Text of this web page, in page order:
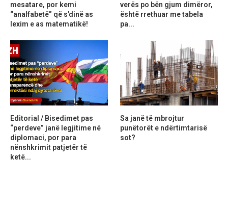
mesatare, por kemi
“analfabetë” që s’dinë as
lexim e as matematikë!
verës po bën gjum dimëror,
është rrethuar me tabela
pa...
Editorial / Bisedimet pas
“perdeve” janë legjitime në
diplomaci, por para
nënshkrimit patjetër të
ketë...
Sa janë të mbrojtur
punëtorët e ndërtimtarisë
sot?